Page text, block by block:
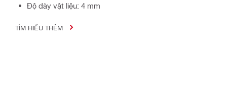
Độ dày vật liệu: 4 mm
TÌM HIỂU THÊM